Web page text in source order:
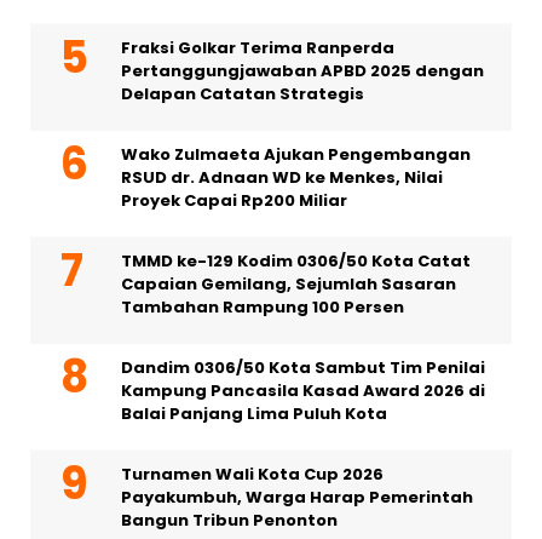
Fraksi Golkar Terima Ranperda
Pertanggungjawaban APBD 2025 dengan
Delapan Catatan Strategis
Wako Zulmaeta Ajukan Pengembangan
RSUD dr. Adnaan WD ke Menkes, Nilai
Proyek Capai Rp200 Miliar
TMMD ke-129 Kodim 0306/50 Kota Catat
Capaian Gemilang, Sejumlah Sasaran
Tambahan Rampung 100 Persen
Dandim 0306/50 Kota Sambut Tim Penilai
Kampung Pancasila Kasad Award 2026 di
Balai Panjang Lima Puluh Kota
Turnamen Wali Kota Cup 2026
Payakumbuh, Warga Harap Pemerintah
Bangun Tribun Penonton